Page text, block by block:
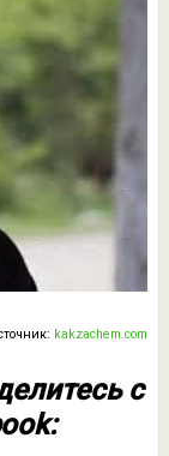
kakzachem.com
с